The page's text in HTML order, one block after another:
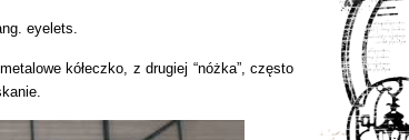
eyelets.
kółeczko, z drugiej “nóżka”, często